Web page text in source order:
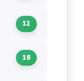
12
18